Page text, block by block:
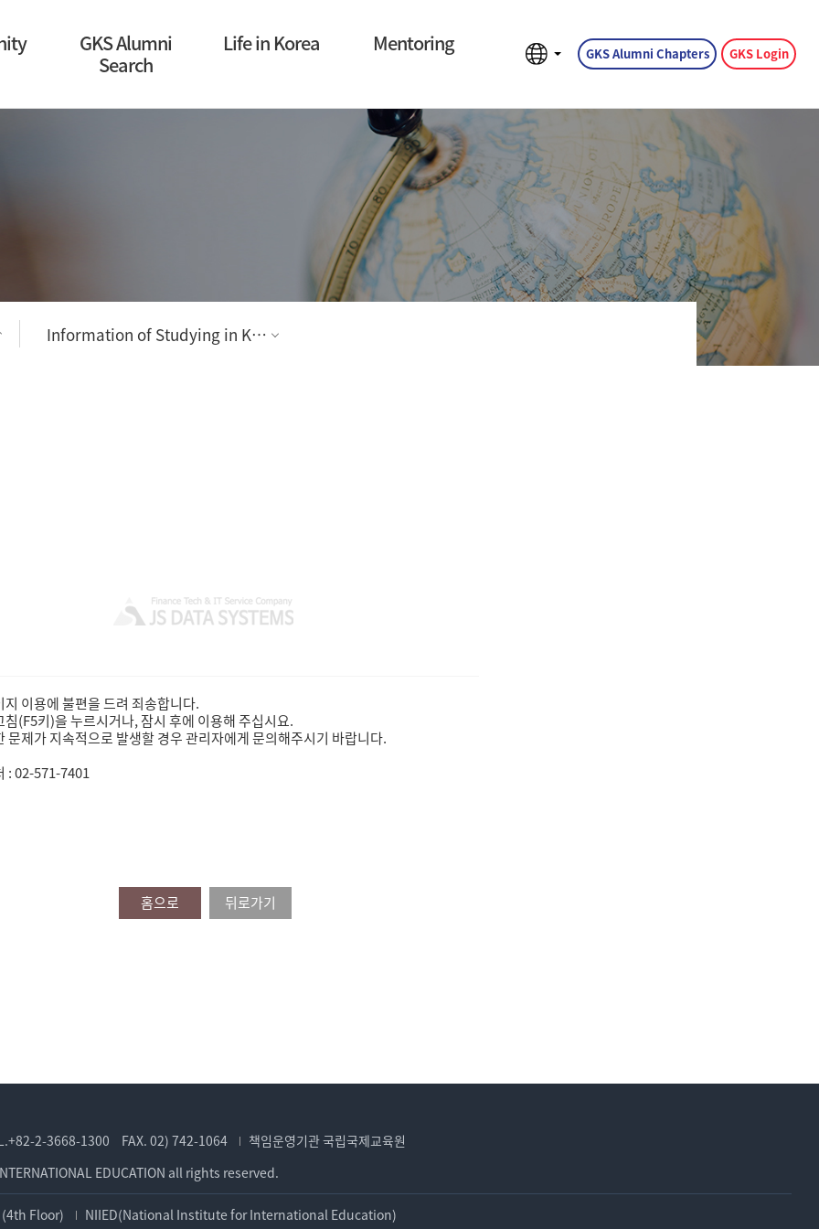
GKS Alumni
Search
Life in Korea Mentoring GKS Alumni Chapters GKS Login
Information of Studying in Korea
지 이용에 불편을 드려 죄송합니다.
침(F5키)을 누르시거나, 잠시 후에 이용해 주십시요.
문제가 지속적으로 발생할 경우 관리자에게 문의해주시기 바랍니다.
: 02-571-7401
홈으로 뒤로가기
2-3668-1300 FAX. 02) 742-1064
책임운영기관 국립국제교육원
EDUCATION all rights reserved.
Floor)
NIIED(National Institute for International Education)